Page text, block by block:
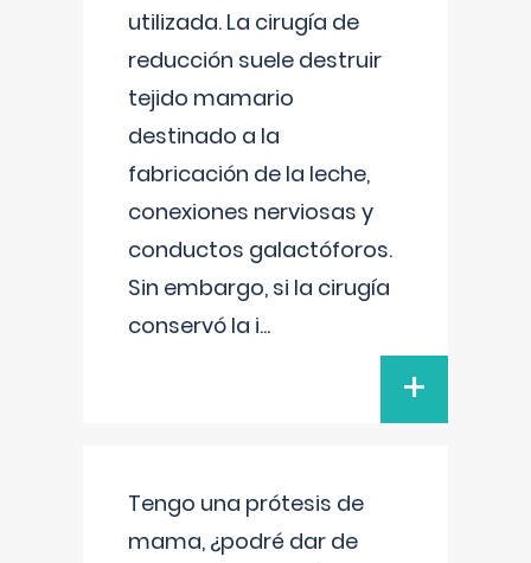
utilizada. La cirugía de
reducción suele destruir
tejido mamario
destinado a la
fabricación de la leche,
conexiones nerviosas y
conductos galactóforos.
Sin embargo, si la cirugía
conservó la i...
+
Tengo una prótesis de
mama, ¿podré dar de